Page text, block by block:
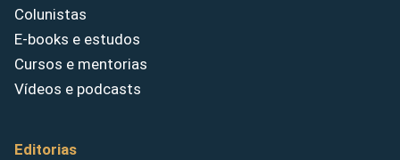
Colunistas
E-books e estudos
Cursos e mentorias
Vídeos e podcasts
Editorias